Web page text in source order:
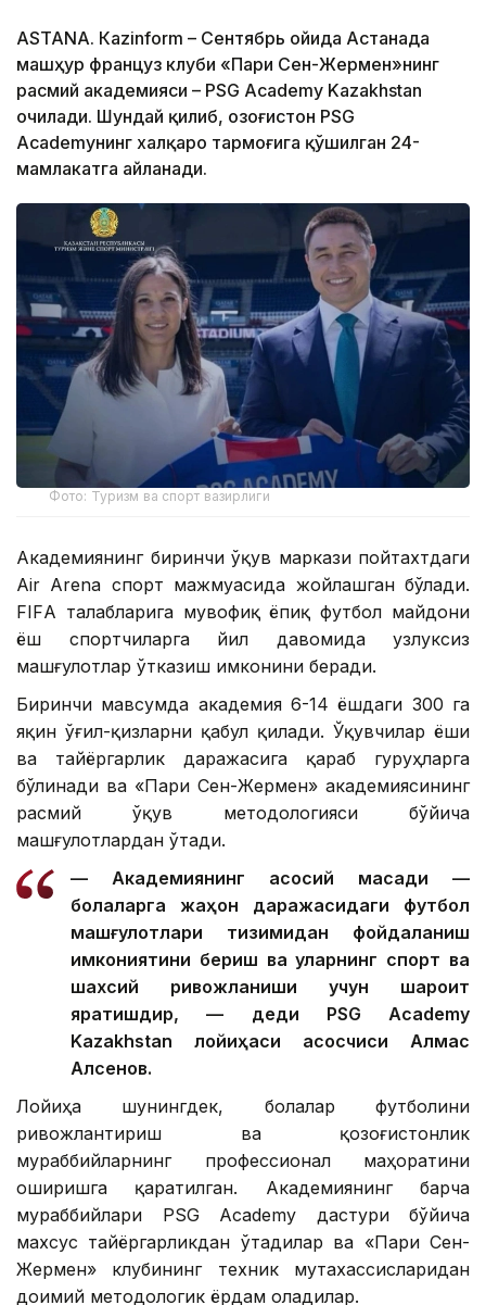
ASTANА. Кazinform – Сентябрь ойида Астанада
машҳур француз клуби «Пари Сен-Жермен»нинг
расмий академияси – PSG Academy Kazakhstan
очилади. Шундай қилиб, Қозоғистон PSG
Academyнинг халқаро тармоғига қўшилган 24-
мамлакатга айланади.
Фото: Туризм ва спорт вазирлиги
Академиянинг биринчи ўқув маркази пойтахтдаги
Air Arena спорт мажмуасида жойлашган бўлади.
FIFА талабларига мувофиқ ёпиқ футбол майдони
ёш спортчиларга йил давомида узлуксиз
машғулотлар ўтказиш имконини беради.
Биринчи мавсумда академия 6-14 ёшдаги 300 га
яқин ўғил-қизларни қабул қилади. Ўқувчилар ёши
ва тайёргарлик даражасига қараб гуруҳларга
бўлинади ва «Пари Сен-Жермен» академиясининг
расмий ўқув методологияси бўйича
машғулотлардан ўтади.
— Академиянинг асосий мақсади —
болаларга жаҳон даражасидаги футбол
машғулотлари тизимидан фойдаланиш
имкониятини бериш ва уларнинг спорт ва
шахсий ривожланиши учун шароит
яратишдир, — деди PSG Academy
Kazakhstan лойиҳаси асосчиси Алмас
Алсенов.
Лойиҳа шунингдек, болалар футболини
ривожлантириш ва қозоғистонлик
мураббийларнинг профессионал маҳоратини
оширишга қаратилган. Академиянинг барча
мураббийлари PSG Academy дастури бўйича
махсус тайёргарликдан ўтадилар ва «Пари Сен-
Жермен» клубининг техник мутахассисларидан
доимий методологик ёрдам оладилар.